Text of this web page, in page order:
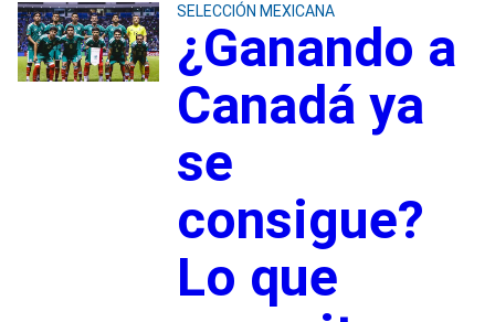
SELECCIÓN MEXICANA
¿Ganando a
Canadá ya
se
consigue?
Lo que